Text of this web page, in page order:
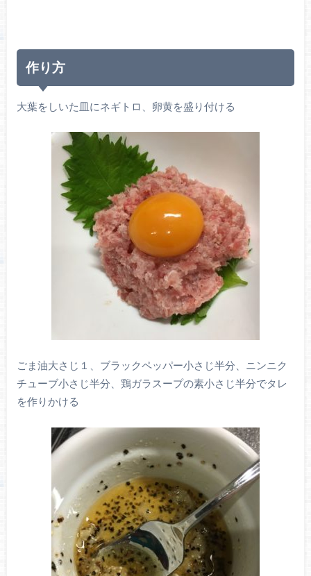
作り方
大葉をしいた皿にネギトロ、卵黄を盛り付ける
ごま油大さじ１、ブラックペッパー小さじ半分、ニンニク
チューブ小さじ半分、鶏ガラスープの素小さじ半分でタレ
を作りかける